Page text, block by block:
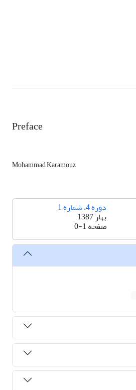
Preface
Mohammad Karamouz
دوره 4، شماره 1
بهار 1387
صفحه0-1